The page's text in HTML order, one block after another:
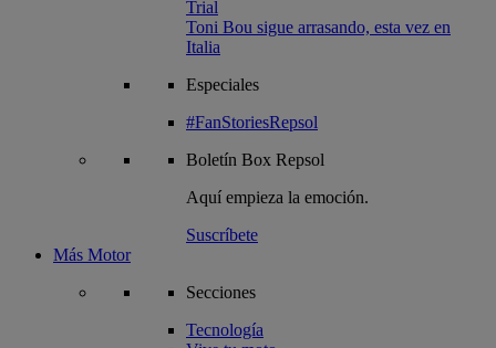
Trial
Toni Bou sigue arrasando, esta vez en
Italia
Especiales
#FanStoriesRepsol
Boletín Box Repsol
Aquí empieza la emoción.
Suscríbete
Más Motor
Secciones
Tecnología